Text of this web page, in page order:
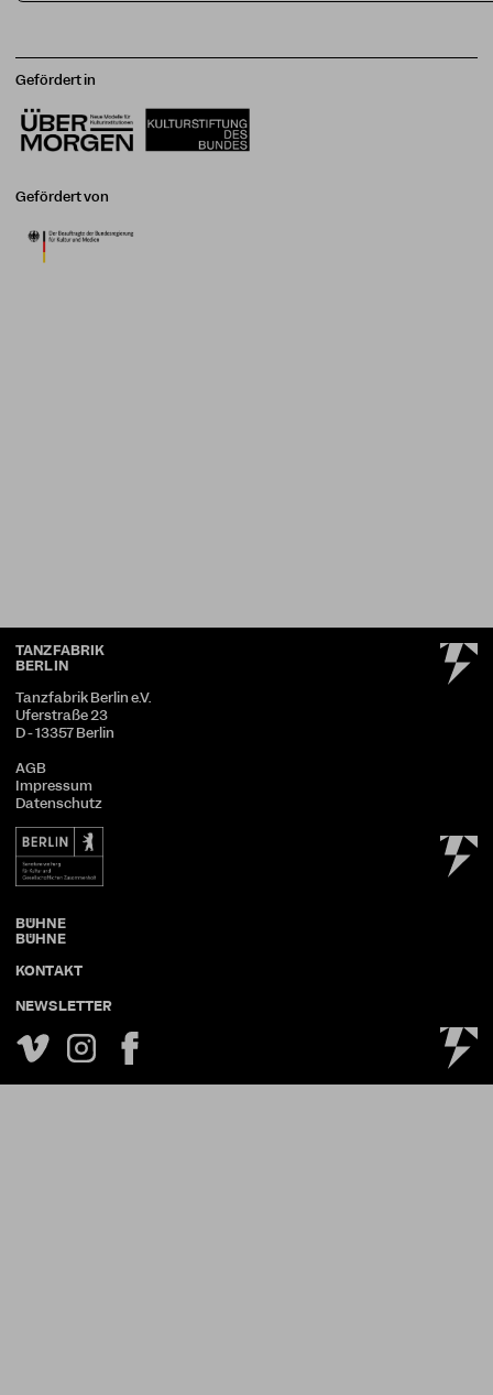
Gefördert in
Gefördert von
TANZFABRIK
BERLIN
Tanzfabrik Berlin e.V.
Uferstraße 23
D - 13357 Berlin
AGB
Impressum
Datenschutz
KONTAKT
NEWSLETTER